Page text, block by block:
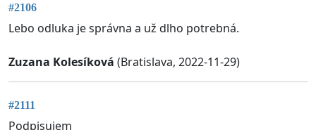
#2106
Lebo odluka je správna a už dlho potrebná.
Zuzana Kolesíková (Bratislava, 2022-11-29)
#2111
Podpisujem